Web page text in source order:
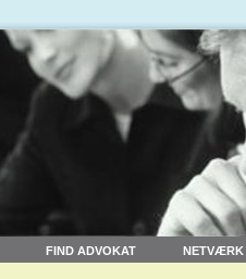
FIND ADVOKAT NETVÆRK